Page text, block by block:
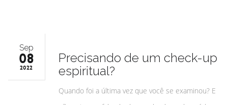
Sep
08
2022
Precisando de um check-up
espiritual?
Quando foi a última vez que você se examinou? E